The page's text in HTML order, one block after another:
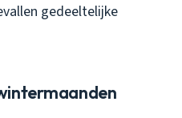
gedeeltelijke